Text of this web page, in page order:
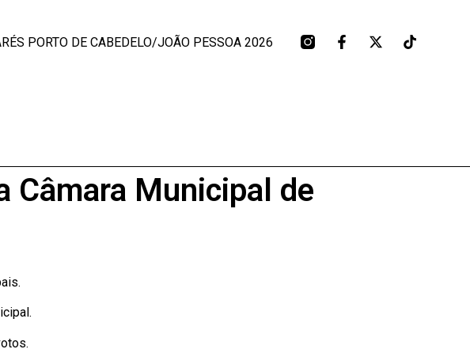
PORTO DE CABEDELO/JOÃO PESSOA 2026
Câmara Municipal de